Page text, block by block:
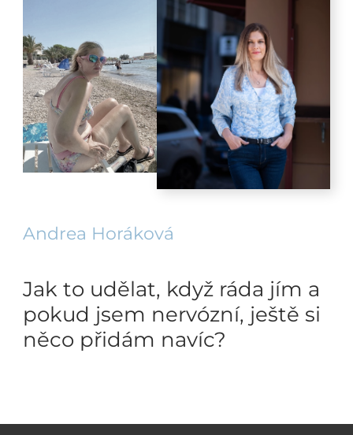
Andrea Horáková
Jak to udělat, když ráda jím a
pokud jsem nervózní, ještě si
něco přidám navíc?